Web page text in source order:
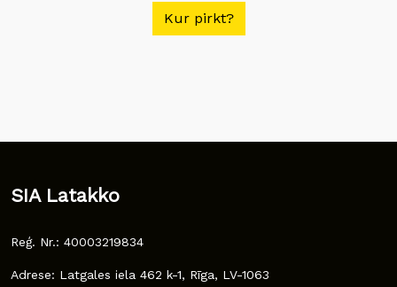
Kur pirkt?
SIA Latakko
Reģ. Nr.: 40003219834
Adrese: Latgales iela 462 k-1, Rīga, LV-1063